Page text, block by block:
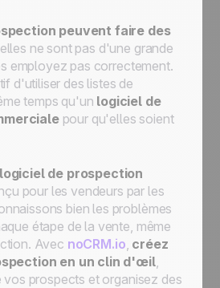
peuvent faire des
ne sont pas d'une grande
employez pas correctement.
d'utiliser des listes de
temps qu'un logiciel de
pour qu'elles soient
logiciel de prospection
pour les vendeurs par les
bien les problèmes
étape de la vente, même
Avec noCRM.io, créez
en un clin d'œil,
vos prospects et organisez des